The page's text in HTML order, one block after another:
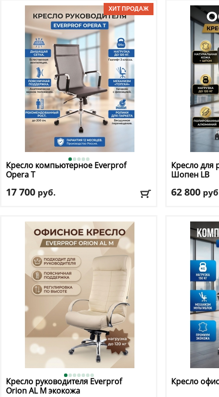
Механизм качания: мультиблок
Регулировка по высоте: есть
Материал обивки: экокожа
Подлокотники: да
Доставка:БЕСПЛАТНО, 2-3 дня
Механизм
Регулировка
Материал
Доставка:
Кресло компьютерное Everprof
Opera T
17 700 руб.
Механизм качания: топ ган
Регулировка по высоте: есть
Материал обивки: сетка
Подлокотники: да
Доставка:БЕСПЛАТНО, 2-3 дня
Кресло для
Шопен LB
62 800
Механизм
Регулировка
Материал
Доставка:
Кресло руководителя Everprof
Orion AL M экокожа
Кресло